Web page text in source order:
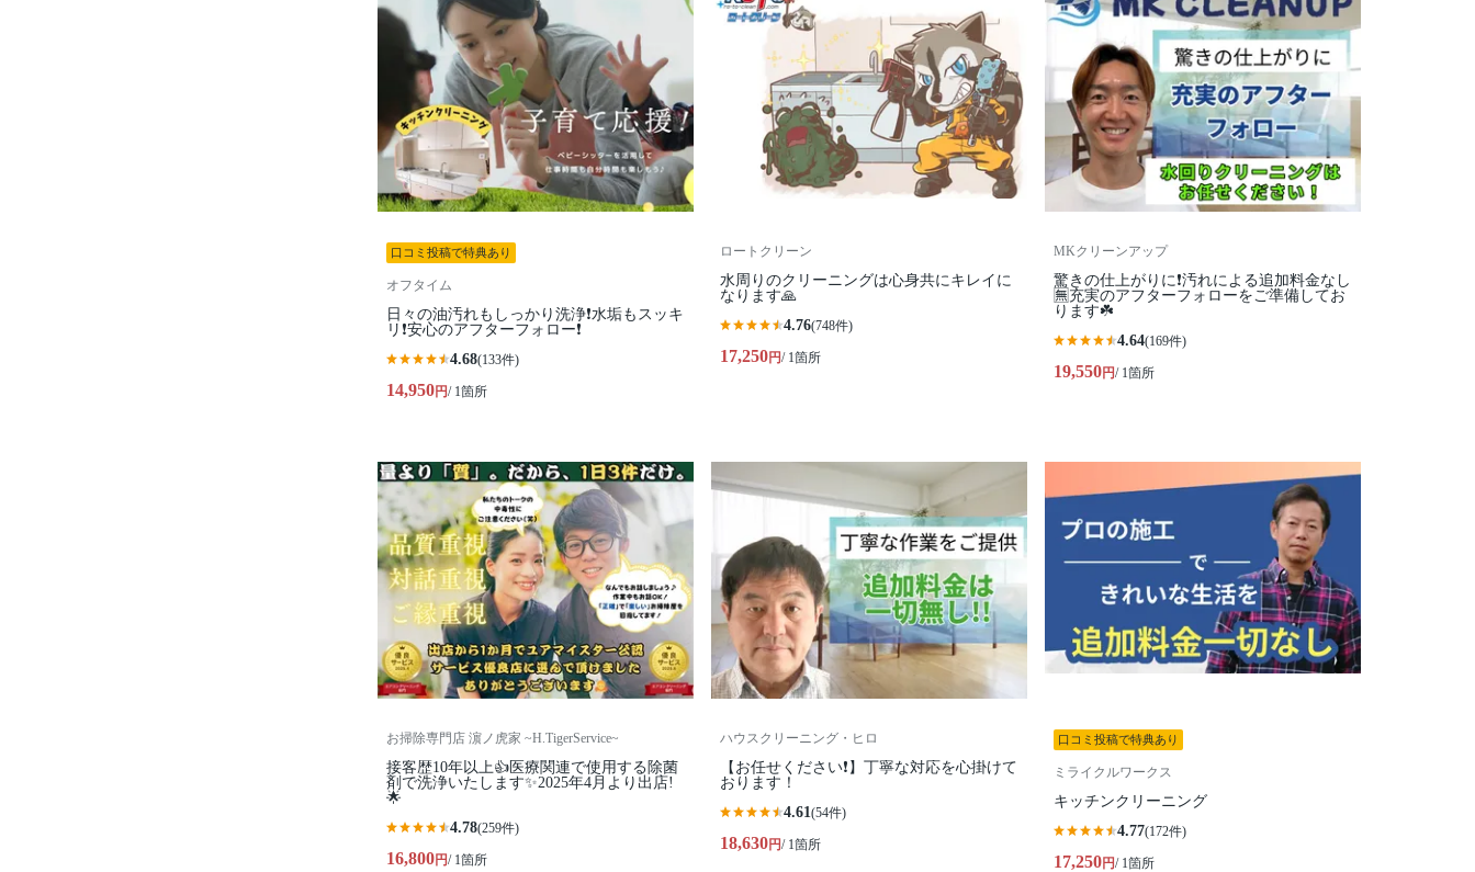
口コミ投稿で特典あり
オフタイム
日々の油汚れもしっかり洗浄❗️水垢もスッキ
リ❗️安心のアフターフォロー❗️
4.68(133件)
14,950円/ 1箇所
ロートクリーン
水周りのクリーニングは心身共にキレイに
なります🙏
4.76(748件)
17,250円/ 1箇所
MKクリーンアップ
驚きの仕上がりに❗️汚れによる追加料金なし
🈚️充実のアフターフォローをご準備してお
ります☘️
4.64(169件)
19,550円/ 1箇所
お掃除専門店 濵ノ虎家 ~H.TigerService~
接客歴10年以上👍医療関連で使用する除菌
剤で洗浄いたします✨2025年4月より出店!
🌟
4.78(259件)
16,800円/ 1箇所
ハウスクリーニング・ヒロ
【お任せください❗️】丁寧な対応を心掛けて
おります！
4.61(54件)
18,630円/ 1箇所
口コミ投稿で特典あり
ミライクルワークス
キッチンクリーニング
4.77(172件)
17,250円/ 1箇所